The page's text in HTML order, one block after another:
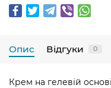
Опис Відгуки 0
Крем на гелевій